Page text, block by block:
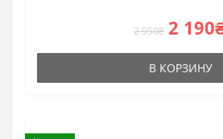
2 950₴ 2
В КОРЗИНУ